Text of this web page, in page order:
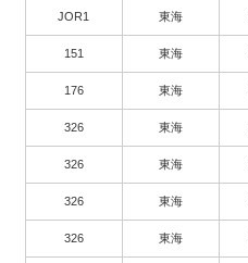
JOR1 東海
151 東海
176 東海
326 東海
326 東海
326 東海
326 東海